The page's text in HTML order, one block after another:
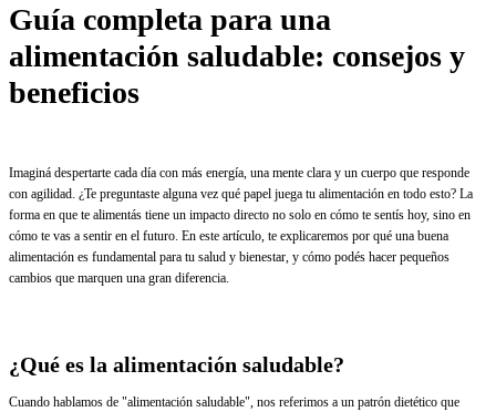
Guía completa para una
alimentación saludable: consejos y
beneficios
Imaginá despertarte cada día con más energía, una mente clara y un cuerpo que responde
con agilidad. ¿Te preguntaste alguna vez qué papel juega tu alimentación en todo esto? La
forma en que te alimentás tiene un impacto directo no solo en cómo te sentís hoy, sino en
cómo te vas a sentir en el futuro. En este artículo, te explicaremos por qué una buena
alimentación es fundamental para tu salud y bienestar, y cómo podés hacer pequeños
cambios que marquen una gran diferencia.
¿Qué es la alimentación saludable?
Cuando hablamos de "alimentación saludable", nos referimos a un patrón dietético que